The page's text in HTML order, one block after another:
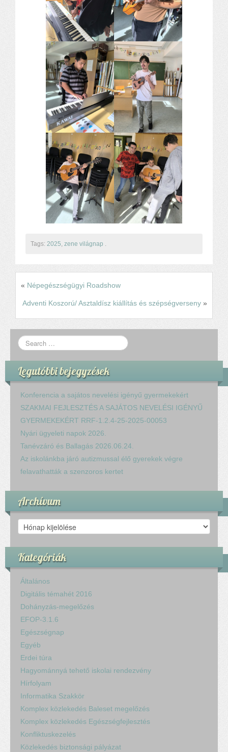
Tags: 2025, zene világnap .
« Népegészségügyi Roadshow
Adventi Koszorú/ Asztaldísz kiállítás és szépségverseny »
Legutóbbi bejegyzések
Konferencia a sajátos nevelési igényű gyermekekért
SZAKMAI FEJLESZTÉS A SAJÁTOS NEVELÉSI IGÉNYŰ
GYERMEKEKÉRT RRF-1.2.4-25-2025-00053
Nyári ügyeleti napok 2026.
Tanévzáró és Ballagás 2026.06.24.
Az iskolánkba járó autizmussal élő gyerekek végre
felavathatták a szenzoros kertet
Archívum
Archívum
Kategóriák
Általános
Digitális témahét 2016
Dohányzás-megelőzés
EFOP-3.1.6
Egészségnap
Egyéb
Erdei túra
Hagyománnyá tehető iskolai rendezvény
Hírfolyam
Informatika Szakkör
Komplex közlekedés Baleset megelőzés
Komplex közlekedés Egészségfejlesztés
Konfliktuskezelés
Közlekedés biztonsági pályázat